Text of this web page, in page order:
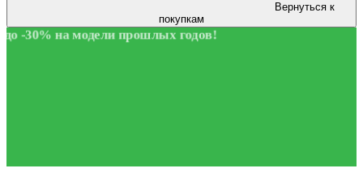
Вернуться к
покупкам
до -30% на модели прошлых годов!